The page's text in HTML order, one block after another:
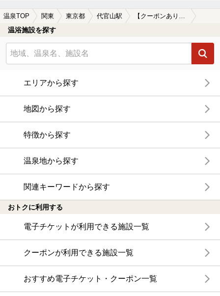
温泉TOP 関東 東京都 代官山駅 【クーポンあり】食事が楽しめる代官山駅近くの温泉、日帰り温泉、スーパー銭湯おすすめ
温浴施設を探す
エリアから探す
地図から探す
特徴から探す
温泉地から探す
関連キーワードから探す
おトクに利用する
電子チケットが利用できる施設一覧
クーポンが利用できる施設一覧
おすすめ電子チケット・クーポン一覧